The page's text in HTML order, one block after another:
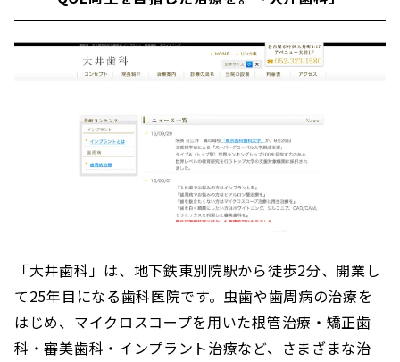
「大井歯科」は、地下鉄東別院駅から徒歩2分、開業し
て25年目になる歯科医院です。虫歯や歯周病の治療を
はじめ、マイクロスコープを用いた根管治療・矯正歯
科・審美歯科・インプラント治療など、さまざまな治